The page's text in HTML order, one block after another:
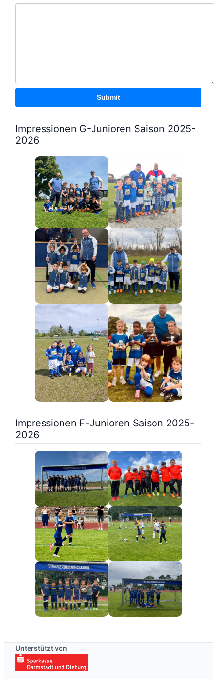
Submit
Impressionen G-Junioren Saison 2025-
2026
Impressionen F-Junioren Saison 2025-
2026
Unterstützt von